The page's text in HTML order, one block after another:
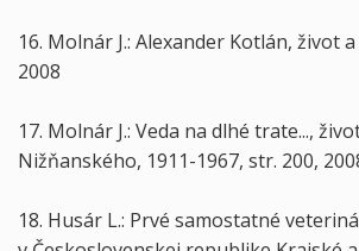
16. Molnár J.: Alexander Kotlán, život
2008
17. Molnár J.: Veda na dlhé trate...,
Nižňanského, 1911-1967, str. 200,
18. Husár L.: Prvé samostatné